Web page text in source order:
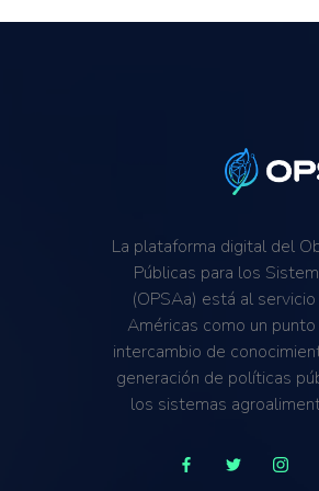
La plataforma digital del
Públicas para los
(OPSAa) está al
Américas como un
intercambio de
generación de políticas
los sistemas